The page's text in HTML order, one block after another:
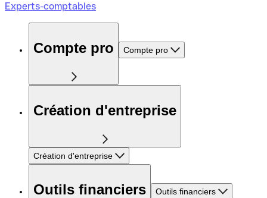
Experts-comptables
Compte pro Compte pro
Création d'entreprise
Création d'entreprise
Outils financiers Outils financiers